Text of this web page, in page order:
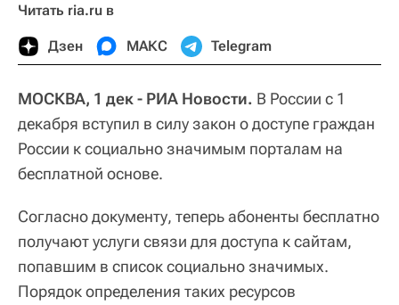
Читать ria.ru в
Дзен МАКС Telegram
МОСКВА, 1 дек - РИА Новости. В России с 1
декабря вступил в силу закон о доступе граждан
России к социально значимым порталам на
бесплатной основе.
Согласно документу, теперь абоненты бесплатно
получают услуги связи для доступа к сайтам,
попавшим в список социально значимых.
Порядок определения таких ресурсов